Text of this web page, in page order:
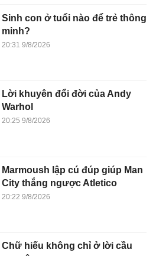
Sinh con ở tuổi nào để trẻ thông
minh?
20:31 9/8/2026
Lời khuyên đổi đời của Andy
Warhol
20:25 9/8/2026
Marmoush lập cú đúp giúp Man
City thắng ngược Atletico
20:22 9/8/2026
Chữ hiếu không chỉ ở lời cầu